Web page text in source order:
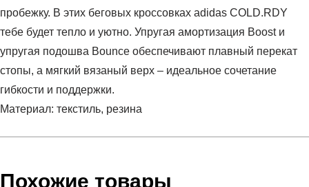
пробежку. В этих беговых кроссовках adidas COLD.RDY
тебе будет тепло и уютно. Упругая амортизация Boost и
упругая подошва Bounce обеспечивают плавный перекат
стопы, а мягкий вязаный верх – идеальное сочетание
гибкости и поддержки.
Материал: текстиль, резина
C.RDY W
Инструкция по оплате есть в самом конце счета, который
Похожие товары